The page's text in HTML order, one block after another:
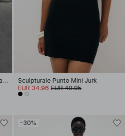
Gebreide maxi-jurk met ronde hals en ruches
Sculpturale Punto Mini Jurk
EUR 34.96 EUR 49.95
-30%